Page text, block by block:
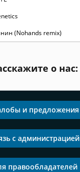
(Nohands remix)
о нас:
и предложения
с администрацией
правообладателей